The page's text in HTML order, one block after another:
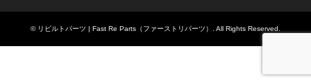
© リビルトパーツ | Fast Re Parts（ファーストリパーツ） . All Rights Reserved.